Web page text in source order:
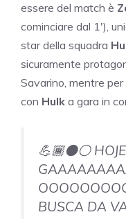
essere del match è
cominciare dal 1′),
star della squadra
sicuramente
Savarino, mentre per
con Hulk a gara in
💪🏾⚫⚪
BUSCA DA